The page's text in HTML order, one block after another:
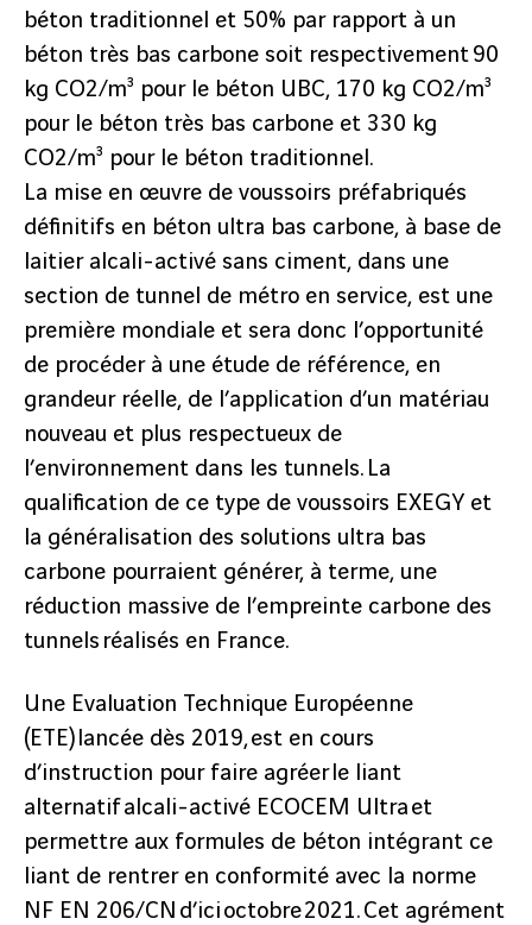
béton traditionnel et 50% par rapport à un
béton très bas carbone soit respectivement 90
kg CO2/m³ pour le béton UBC, 170 kg CO2/m³
pour le béton très bas carbone et 330 kg
CO2/m³ pour le béton traditionnel.
La mise en œuvre de voussoirs préfabriqués
définitifs en béton ultra bas carbone, à base de
laitier alcali-activé sans ciment, dans une
section de tunnel de métro en service, est une
première mondiale et sera donc l’opportunité
de procéder à une étude de référence, en
grandeur réelle, de l’application d’un matériau
nouveau et plus respectueux de
l’environnement dans les tunnels. La
qualification de ce type de voussoirs EXEGY et
la généralisation des solutions ultra bas
carbone pourraient générer, à terme, une
réduction massive de l’empreinte carbone des
tunnels réalisés en France.
Une Evaluation Technique Européenne
(ETE) lancée dès 2019, est en cours
d’instruction pour faire agréer le liant
alternatif alcali-activé ECOCEM Ultra et
permettre aux formules de béton intégrant ce
liant de rentrer en conformité avec la norme
NF EN 206/CN d’ici octobre 2021. Cet agrément